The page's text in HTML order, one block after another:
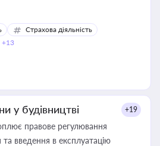
Страхова діяльність
+13
у будівництві +19
правове регулювання
та введення в експлуатацію